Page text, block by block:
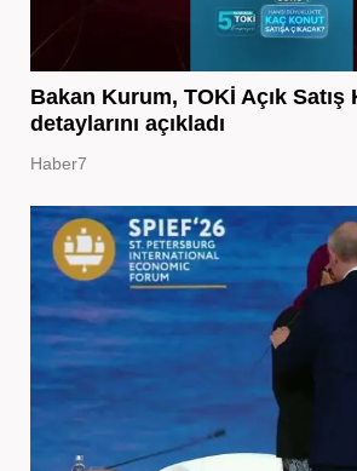
Bakan Kurum, TOKİ Açık Satış
detaylarını açıkladı
Haber7